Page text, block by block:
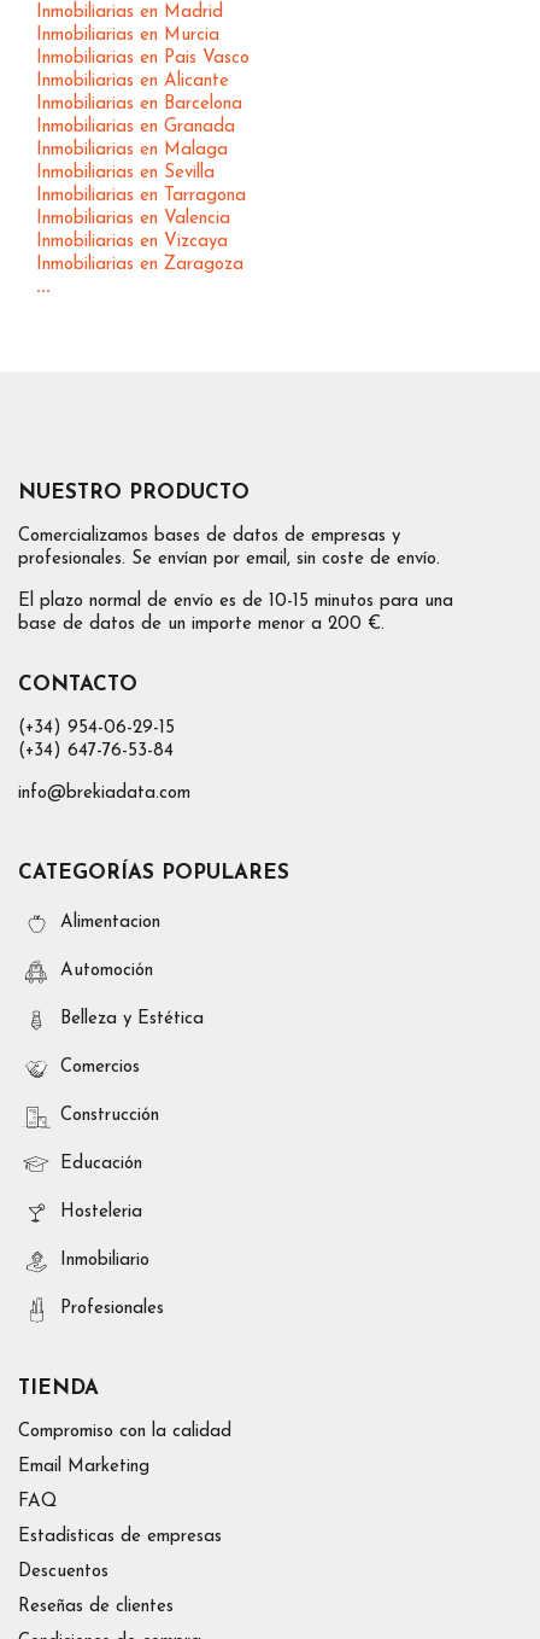
Inmobiliarias en Madrid
Inmobiliarias en Murcia
Inmobiliarias en Pais Vasco
Inmobiliarias en Alicante
Inmobiliarias en Barcelona
Inmobiliarias en Granada
Inmobiliarias en Malaga
Inmobiliarias en Sevilla
Inmobiliarias en Tarragona
Inmobiliarias en Valencia
Inmobiliarias en Vizcaya
Inmobiliarias en Zaragoza
...
NUESTRO PRODUCTO
Comercializamos bases de datos de empresas y
profesionales. Se envían por email, sin coste de envío.
El plazo normal de envío es de 10-15 minutos para una
base de datos de un importe menor a 200 €.
CONTACTO
(+34) 954-06-29-15
(+34) 647-76-53-84
info@brekiadata.com
CATEGORÍAS POPULARES
Alimentacion
Automoción
Belleza y Estética
Comercios
Construcción
Educación
Hosteleria
Inmobiliario
Profesionales
TIENDA
Compromiso con la calidad
Email Marketing
FAQ
Estadísticas de empresas
Descuentos
Reseñas de clientes